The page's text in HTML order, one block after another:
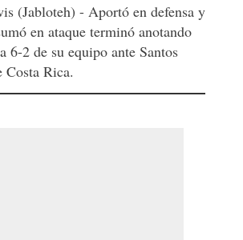
(Jabloteh) - Aportó en defensa y
en ataque terminó anotando
6-2 de su equipo ante Santos
Costa Rica.